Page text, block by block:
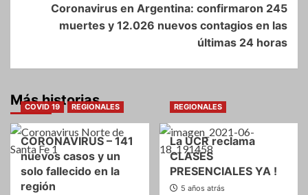
Coronavirus en Argentina: confirmaron 245
muertes y 12.026 nuevos contagios en las
últimas 24 horas
Más historias
COVID 19 REGIONALES
CORONAVIRUS – 141
nuevos casos y un
solo fallecido en la
región
REGIONALES
La UCR reclama
CLASES
PRESENCIALES YA !
5 años atrás